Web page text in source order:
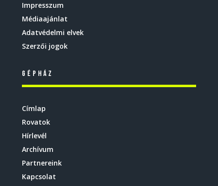
Impresszum
Médiaajánlat
Adatvédelmi elvek
Szerzői jogok
Gépház
Címlap
Rovatok
Hírlevél
Archívum
Partnereink
Kapcsolat